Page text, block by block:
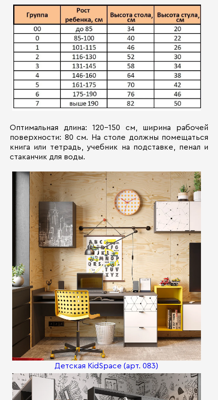
Оптимальная длина: 120-150 см, ширина рабочей
поверхности: 80 см. На столе должны помещаться
книга или тетрадь, учебник на подставке, пенал и
стаканчик для воды.
Детская KidSpace (арт. 083)